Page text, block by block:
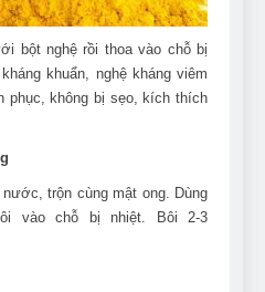
bột nghệ rồi thoa vào chỗ bị
khuẩn, nghệ kháng viêm
phục, không bị sẹo, kích thích
trộn cùng mật ong. Dùng
vào chỗ bị nhiệt. Bôi 2-3